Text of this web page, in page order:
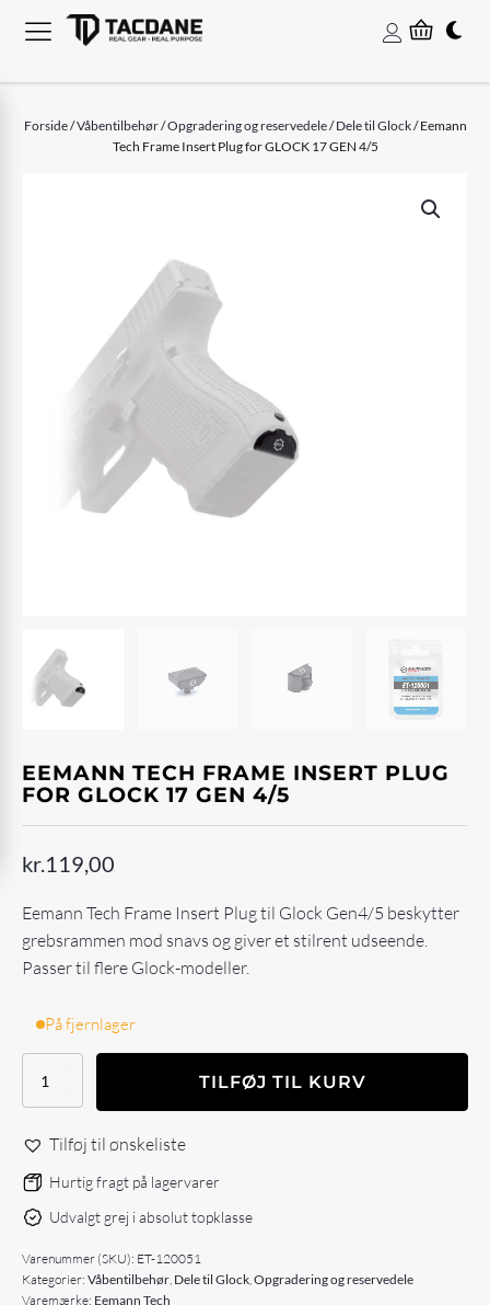
Forside/Våbentilbehør/Opgradering og reservedele/Dele til Glock/ Eemann
Tech Frame Insert Plug for GLOCK 17 GEN 4/5
EEMANN TECH FRAME INSERT PLUG
FOR GLOCK 17 GEN 4/5
kr. 119,00
Eemann Tech Frame Insert Plug til Glock Gen4/5 beskytter
grebsrammen mod snavs og giver et stilrent udseende.
Passer til flere Glock-modeller.
På fjernlager
Eemann
Insert
Plug
for
GLOCK
17
4/5
antal
TILFØJ TIL KURV
Tilføj til ønskeliste
Hurtig fragt på lagervarer
Udvalgt grej i absolut topklasse
Varenummer (SKU): ET-120051
Kategorier: Våbentilbehør, Dele til Glock,Opgradering og reservedele
Varemærke: Eemann Tech